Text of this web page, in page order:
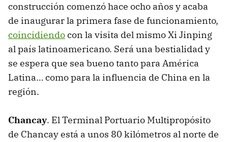
construcción comenzó hace ocho años y acaba
de inaugurar la primera fase de funcionamiento,
coincidiendocon la visita del mismo Xi Jinping
al país latinoamericano. Será una bestialidad y
se espera que sea bueno tanto para América
Latina… como para la influencia de China en la
región.
Chancay. El Terminal Portuario Multipropósito
de Chancay está a unos 80 kilómetros al norte de